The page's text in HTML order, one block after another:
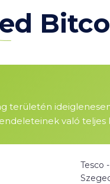
területén
való
Tesco